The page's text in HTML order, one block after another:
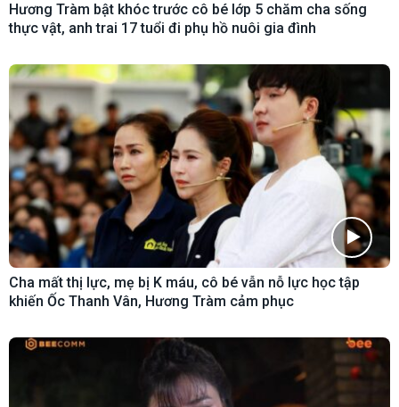
Hương Tràm bật khóc trước cô bé lớp 5 chăm cha sống
thực vật, anh trai 17 tuổi đi phụ hồ nuôi gia đình
Cha mất thị lực, mẹ bị K máu, cô bé vẫn nỗ lực học tập
khiến Ốc Thanh Vân, Hương Tràm cảm phục